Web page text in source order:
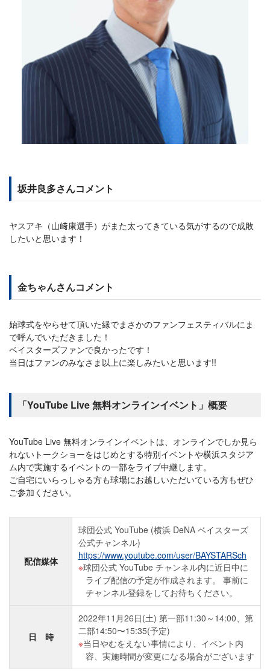
坂井良多さんコメント
ヤスアキ（山﨑康選手）がまた太ってきている気がするので成敗
したいと思います！
金ちゃんさんコメント
始球式をやらせて頂いた縁でまさかのファンフェスティバルにま
で呼んでいただきました！
ベイスターズファンで良かったです！
当日はファンのみなさま以上に楽しみたいと思います!!
「YouTube Live 無料オンラインイベント」概要
YouTube Live 無料オンラインイベントは、オンラインでしか見ら
れないトークショーをはじめとする特別イベントや横浜スタジア
ム内で実施するイベントの一部をライブ中継します。
ご自宅にいらっしゃる方も球場にお越しいただいている方もぜひ
ご参加ください。
配信媒体
球団公式 YouTube (横浜 DeNA ベイスターズ
公式チャンネル)
https://www.youtube.com/user/BAYSTARSch
球団公式 YouTube チャンネル内に近日中に
ライブ配信の予定が作成されます。 事前に
チャンネル登録をしてお待ちください。
日 時
2022年11月26日(土) 第一部11:30～14:00、第
二部14:50〜15:35(予定)
当日やむをえない事情により、イベント内
容、実施時間が変更になる場合がございます